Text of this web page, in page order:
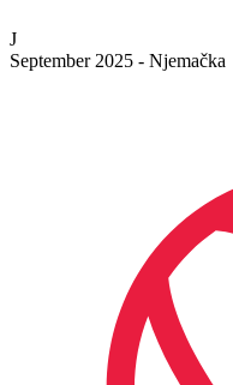
J
September 2025 - Njemačka